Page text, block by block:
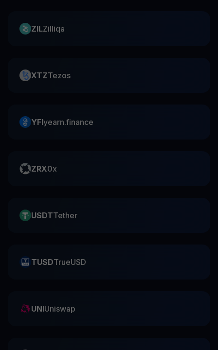
ZILZilliqa
XTZTezos
YFIyearn.finance
ZRX0x
USDTTether
TUSDTrueUSD
UNIUniswap